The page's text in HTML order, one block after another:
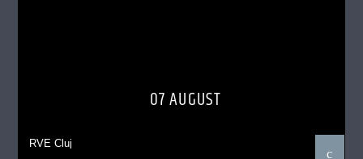
07 AUGUST
RVE Cluj